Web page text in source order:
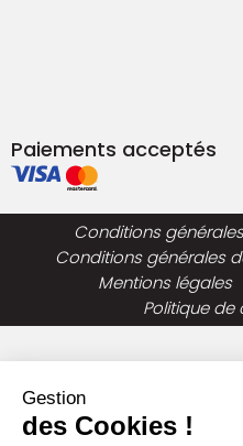
Paiements acceptés
Conditions
Conditions générales
Mentions légales
Politique de
Gestion
des Cookies !